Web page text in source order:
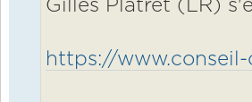
Gilles Platret (LR)
https://